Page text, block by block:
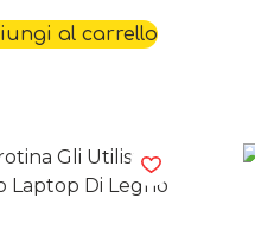
al carrello